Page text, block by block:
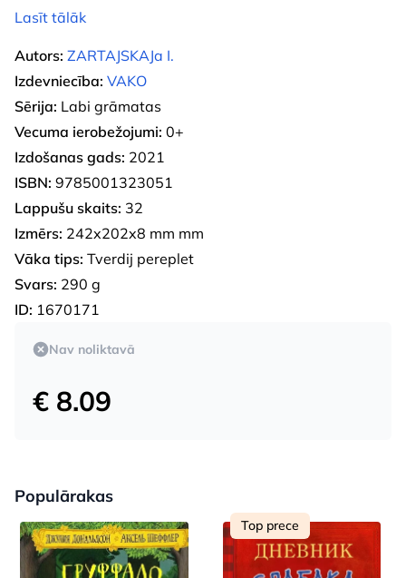
Lasīt tālāk
Autors: ZARTAJSKAJa I.
Izdevniecība: VAKO
Sērija: Labi grāmatas
Vecuma ierobežojumi: 0+
Izdošanas gads: 2021
ISBN: 9785001323051
Lappušu skaits: 32
Izmērs: 242x202x8 mm mm
Vāka tips: Tverdij pereplet
Svars: 290 g
ID: 1670171
Nav noliktavā
€ 8.09
Populārakas
Top prece